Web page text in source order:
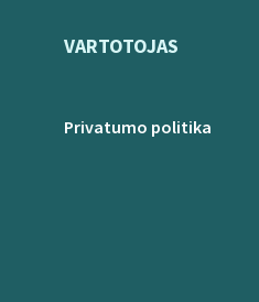
VARTOTOJAS
Privatumo politika